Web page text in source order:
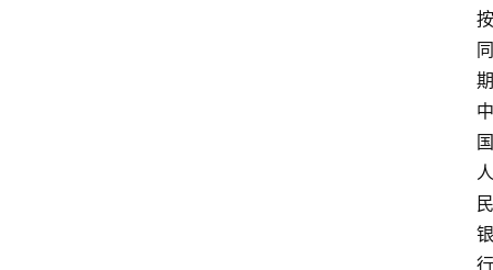
按
同
期
中
国
人
民
银
行